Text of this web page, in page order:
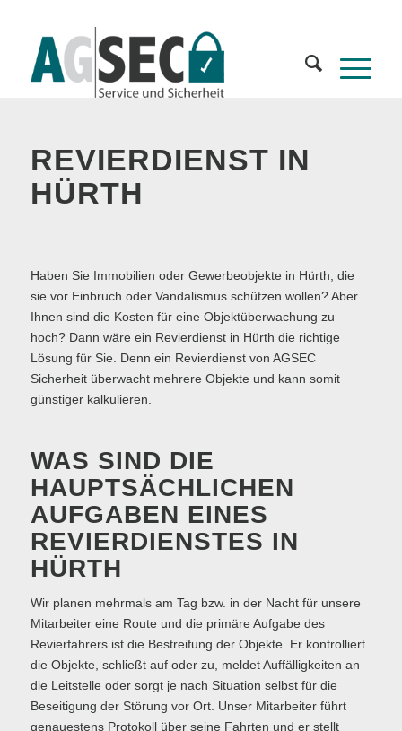
REVIERDIENST IN
HÜRTH
Haben Sie Immobilien oder Gewerbeobjekte in Hürth, die
sie vor Einbruch oder Vandalismus schützen wollen? Aber
Ihnen sind die Kosten für eine Objektüberwachung zu
hoch? Dann wäre ein Revierdienst in Hürth die richtige
Lösung für Sie. Denn ein Revierdienst von AGSEC
Sicherheit überwacht mehrere Objekte und kann somit
günstiger kalkulieren.
WAS SIND DIE
HAUPTSÄCHLICHEN
AUFGABEN EINES
REVIERDIENSTES IN
HÜRTH
Wir planen mehrmals am Tag bzw. in der Nacht für unsere
Mitarbeiter eine Route und die primäre Aufgabe des
Revierfahrers ist die Bestreifung der Objekte. Er kontrolliert
die Objekte, schließt auf oder zu, meldet Auffälligkeiten an
die Leitstelle oder sorgt je nach Situation selbst für die
Beseitigung der Störung vor Ort. Unser Mitarbeiter führt
genauestens Protokoll über seine Fahrten und er stellt